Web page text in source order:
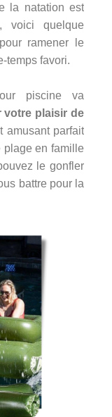
la natation est
voici quelque
ramener le
temps favori.
piscine va
votre plaisir de
amusant parfait
plage en famille
le gonfler
battre pour la